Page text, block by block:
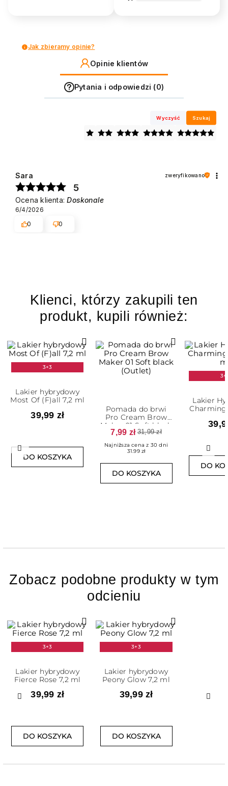
Jak zbieramy opinie?
Opinie klientów
Pytania i odpowiedzi (0)
Wyczyść Szukaj
Sara zweryfikowano
5
Ocena klienta:Doskonale
6/4/2026
0
0
Klienci, którzy zakupili ten
produkt, kupili również:
Poprzedni
3+3
Lakier hybrydowy
Most Of (F)all 7,2 ml
39,99 zł
DO KOSZYKA
Pomada do brwi
Pro Cream Brow
Maker 01 Soft black
7,99 zł 31,99 zł
Najniższa cena z 30 dni
31.99 zł
DO KOSZYKA
Lakier
Charming
DO
Zobacz podobne produkty w tym
odcieniu
Poprzedni
3+3
Lakier hybrydowy
Fierce Rose 7,2 ml
39,99 zł
DO KOSZYKA
3+3
Lakier hybrydowy
Peony Glow 7,2 ml
39,99 zł
DO KOSZYKA